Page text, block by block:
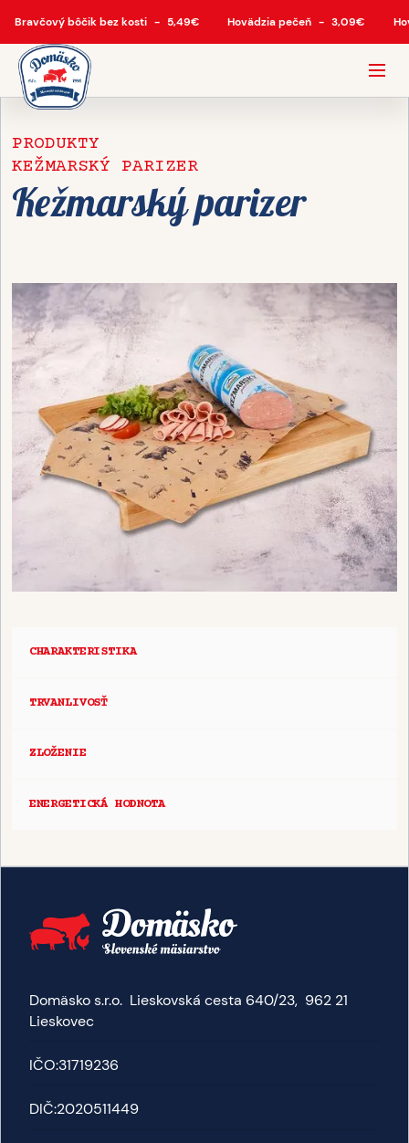
Bravčový bôčik bez kosti - 5,49€ Hovädzia pečeň - 3,09€
PRODUKTY
KEŽMARSKÝ PARIZER
Kežmarský parizer
CHARAKTERISTIKA
TRVANLIVOSŤ
ZLOŽENIE
ENERGETICKÁ HODNOTA
Domäsko s.r.o. Lieskovská cesta 640/23, 962 21
Lieskovec
IČO:31719236
DIČ:2020511449